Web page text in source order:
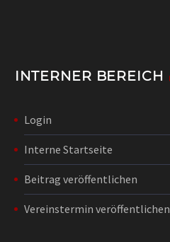
INTERNER BEREICH
Login
Interne Startseite
Beitrag veröffentlichen
Vereinstermin veröffentlichen